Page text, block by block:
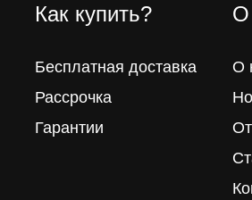
Как купить?
Бесплатная доставка
Рассрочка
Гарантии
О
О